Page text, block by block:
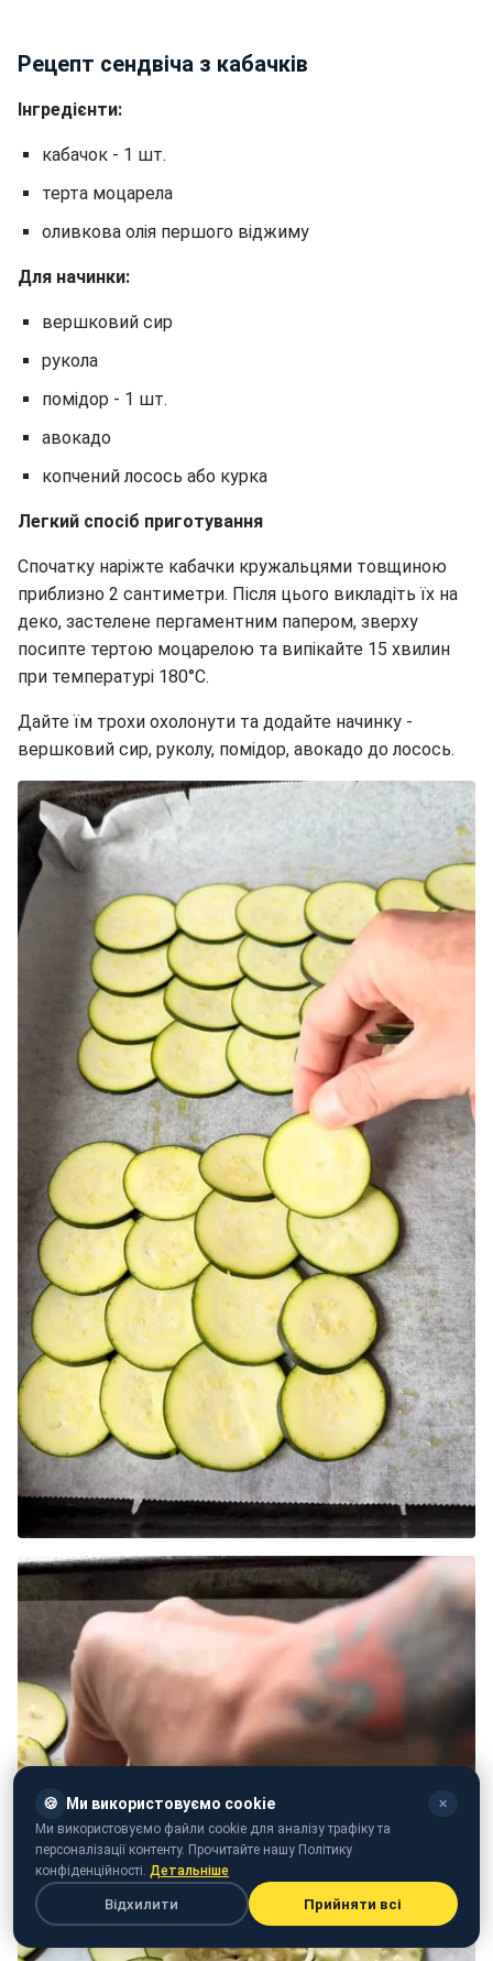
Рецепт сендвіча з кабачків
Інгредієнти:
кабачок - 1 шт.
терта моцарела
оливкова олія першого віджиму
Для начинки:
вершковий сир
рукола
помідор - 1 шт.
авокадо
копчений лосось або курка
Легкий спосіб приготування
Спочатку наріжте кабачки кружальцями товщиною
приблизно 2 сантиметри. Після цього викладіть їх на
деко, застелене пергаментним папером, зверху
посипте тертою моцарелою та випікайте 15 хвилин
при температурі 180°C.
Дайте їм трохи охолонути та додайте начинку -
вершковий сир, руколу, помідор, авокадо до лосось.
🍪 Ми використовуємо cookie ✕
Ми використовуємо файли cookie для аналізу трафіку та
персоналізації контенту. Прочитайте нашу Політику
конфіденційності. Детальніше
Відхилити Прийняти всі